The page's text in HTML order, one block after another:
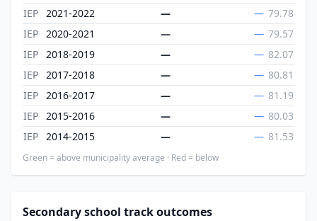
IEP
2021-2022 — — 79.78
IEP
2020-2021 — — 79.57
IEP
2018-2019 — — 82.07
IEP
2017-2018 — — 80.81
IEP
2016-2017 — — 81.19
IEP
2015-2016 — — 80.03
IEP
2014-2015 — — 81.53
Green = above municipality average · Red = below
Secondary school track outcomes